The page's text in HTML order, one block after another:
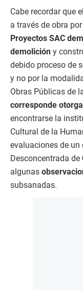
Cabe recordar que
a través de obra
Proyectos SAC
demolición y
debido proceso de
y no por la
Obras Públicas de
corresponde
encontrarse la
Cultural de la
evaluaciones de
Desconcentrada de
algunas
subsanadas.